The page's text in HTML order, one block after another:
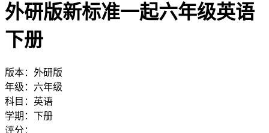
外研版新标准一起六年级英语
下册
版本： 外研版
年级： 六年级
科目： 英语
学期： 下册
评分：